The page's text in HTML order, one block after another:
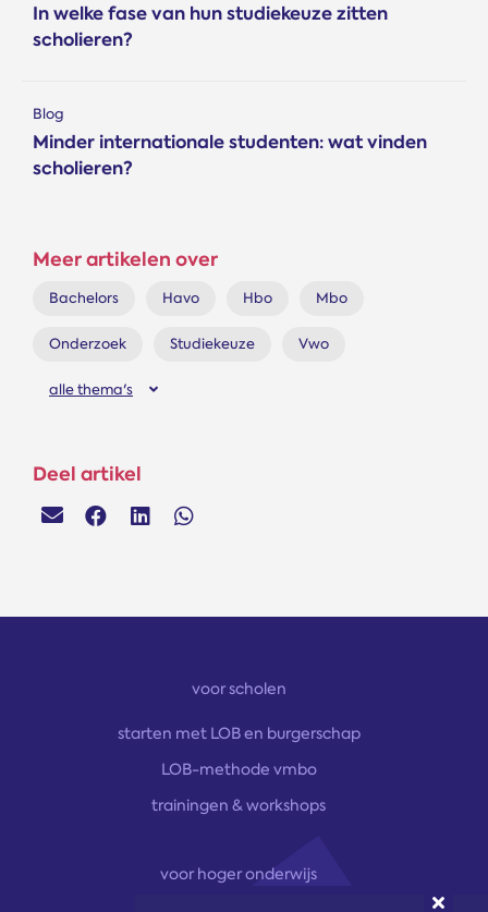
In welke fase van hun studiekeuze zitten
scholieren?
Blog
Minder internationale studenten: wat vinden
scholieren?
Meer artikelen over
Bachelors Havo Hbo Mbo
Onderzoek Studiekeuze Vwo
alle thema's
Deel artikel
voor scholen
starten met LOB en burgerschap
LOB-methode vmbo
trainingen & workshops
voor hoger onderwijs